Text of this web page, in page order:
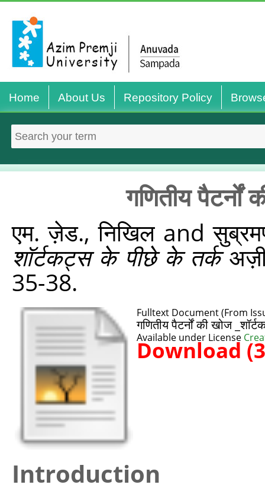
Home About Us Repository Policy
गणितीय
एम. ज़ेड., निखिलand
शॉर्टकट्स के पीछे के तर्क
35-38.
Fulltext Document (From
गणितीय पैटर्नों की खोज
Available under License
Download
Introduction